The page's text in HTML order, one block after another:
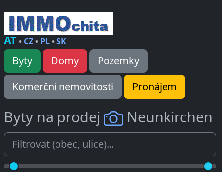
AT• CZ• PL•SK
Byty Domy
Pozemky
Komerční nemovitosti
Pronájem
Byty na prodej Neunkirchen